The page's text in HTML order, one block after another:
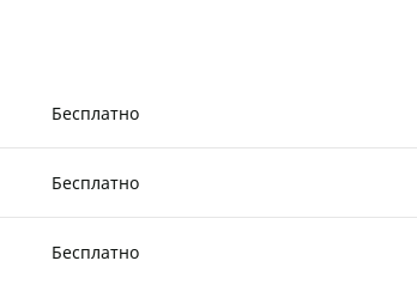
Бесплатно
Бесплатно
Бесплатно